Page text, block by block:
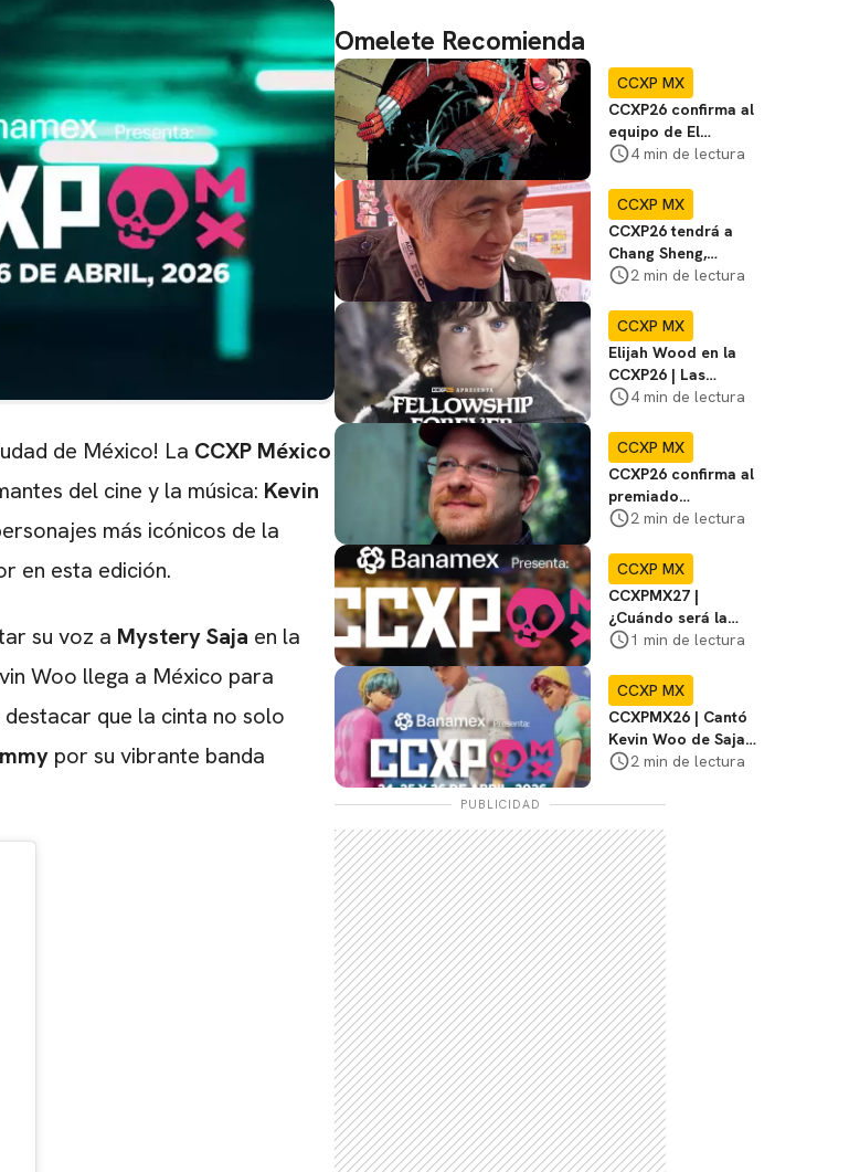
de México! La CCXP México
del cine y la música: Kevin
más icónicos de la
en esta edición.
su voz a Mystery Saja en la
Woo llega a México para
destacar que la cinta no solo
por su vibrante banda
Omelete Recomienda
CCXP MX
CCXP26 confirma al
equipo de El
Espectacular
Artists' Valley
4 min de lectura
CCXP MX
CCXP26 tendrá a
Chang Sheng,
mangaka
títulos como Baby y
Yan
2 min de lectura
CCXP MX
Elijah Wood en la
CCXP26 | Las
mejores películas y
Señor de los Anillos
4 min de lectura
CCXP MX
CCXP26 confirma al
premiado
historietista Mark
2 min de lectura
CCXP MX
CCXPMX27 |
¿Cuándo será la
edición del 2027?
1 min de lectura
CCXP MX
CCXPMX26 | Cantó
Kevin Woo de Saja
Boys de K-Pop
2 min de lectura
PUBLICIDAD